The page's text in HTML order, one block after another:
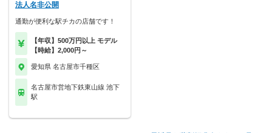
法人名非公開
通勤が便利な駅チカの店舗です！
【年収】500万円以上 モデル
【時給】2,000円～
愛知県 名古屋市千種区
名古屋市営地下鉄東山線 池下
駅